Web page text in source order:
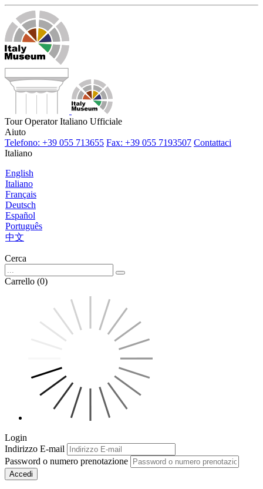
Tour Operator Italiano Ufficiale
Aiuto
Telefono: +39 055 713655 Fax: +39 055 7193507 Contattaci
Italiano
English
Italiano
Français
Deutsch
Español
Português
中文
Cerca
Carrello (0)
Login
Indirizzo E-mail
Password o numero prenotazione
Accedi